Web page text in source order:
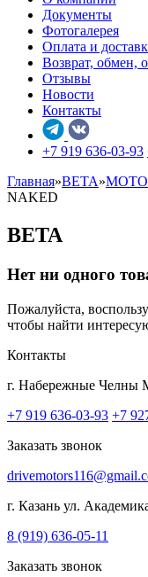
Документы
Фотогалерея
Оплата и
Возврат, обмен,
Отзывы
Новости
Контакты
+7 919 636-03-93
Главная»BETA»
NAKED
BETA
Нет ни одного
Пожалуйста,
чтобы найти
Контакты
г. Набережные Челны
+7 919 636-03-93 +7
Заказать звонок
г. Казань ул.
8 (919) 636-05-11
Заказать звонок